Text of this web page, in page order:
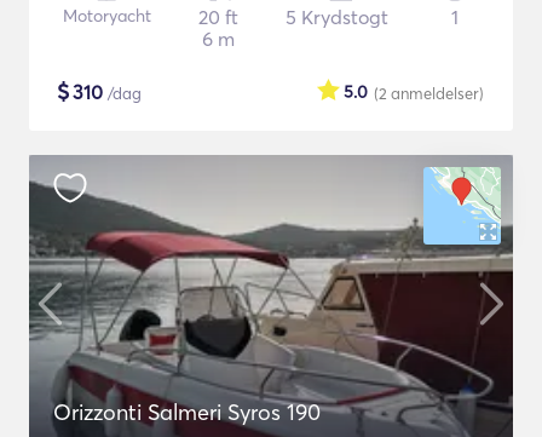
Motoryacht
20 ft
6 m
5 Krydstogt 1
$310 /dag (2 anmeldelser)
5.0
Orizzonti Salmeri Syros 190